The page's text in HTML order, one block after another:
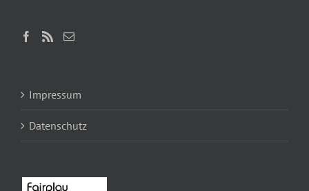
Impressum
Datenschutz